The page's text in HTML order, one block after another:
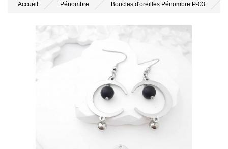
Accueil Pénombre Boucles d'oreilles Pénombre P-03